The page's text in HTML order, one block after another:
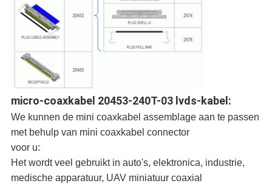
micro-coaxkabel 20453-240T-03 lvds-kabel:
We kunnen de mini coaxkabel assemblage aan te passen
met behulp van mini coaxkabel connector
voor u:
Het wordt veel gebruikt in auto's, elektronica, industrie,
medische apparatuur, UAV miniatuur coaxial